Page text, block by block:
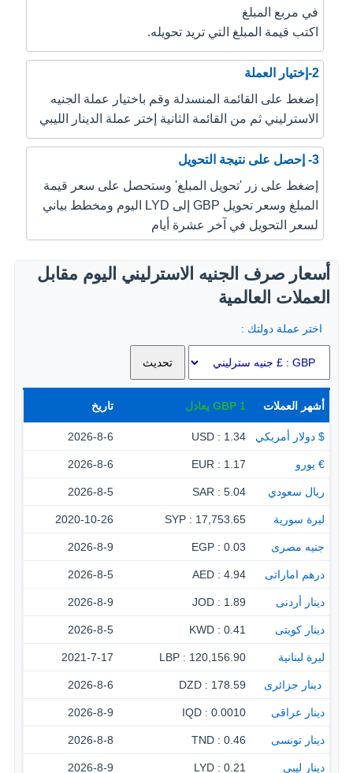
في مربع المبلغ
اكتب قيمة المبلغ التي تريد تحويله.
2-إختيار العملة
إضغط على القائمة المنسدلة وقم باختيار عملة الجنيه
الاسترليني ثم من القائمة الثانية إختر عملة الدينار الليبي
3- إحصل على نتيجة التحويل
إضغط على زر 'تحويل المبلغ' وستحصل على سعر قيمة
المبلغ وسعر تحويل GBP إلى LYD اليوم ومخطط بياني
لسعر التحويل في آخر عشرة أيام
أسعار صرف الجنيه الاسترليني اليوم مقابل
العملات العالمية
اختر عملة دولتك :
أشهر العملات 1
GBP يعادل تاريخ
$ دولار أمريكي 1.34 : USD
2026-8-6
€ يورو 1.17 : EUR
2026-8-6
ريال سعودي 5.04 : SAR
2026-8-5
ليرة سورية 17,753.65 : SYP
2020-10-26
جنيه مصرى 0.03 : EGP
2026-8-9
درهم اماراتى 4.94 : AED
2026-8-5
دينار أردنى 1.89 : JOD
2026-8-9
دينار كويتى 0.41 : KWD
2026-8-5
ليرة لبنانية 120,156.90 : LBP
2021-7-17
‏ دينار جزائرى 178.59 : DZD
2026-8-6
دينار عراقى 0.0010 : IQD
2026-8-9
دينار تونسى 0.46 : TND
2026-8-8
دينار ليبى 0.21 : LYD
2026-8-9